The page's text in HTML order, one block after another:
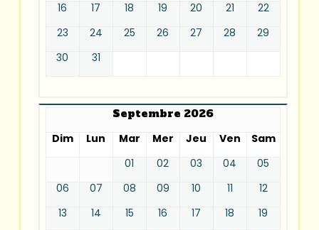
16
17 18 19 20 21
22
23
24 25 26 27 28
29
30
31
Septembre 2026
Dim
Lun Mar Mer Jeu Ven
Sam
01
02 03 04
05
06
07 08 09 10 11
12
13
14 15 16 17 18
19